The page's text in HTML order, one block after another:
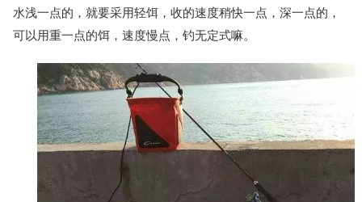
水浅一点的，就要采用轻饵，收的速度稍快一点，深一点的，
可以用重一点的饵，速度慢点，钓无定式嘛。